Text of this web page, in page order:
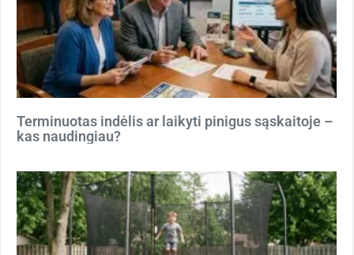
Terminuotas indėlis ar laikyti pinigus sąskaitoje –
kas naudingiau?